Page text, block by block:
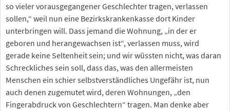
so vieler vorausgegangener Geschlechter tragen, verlassen
sollen,“ weil nun eine Bezirkskrankenkasse dort Kinder
unterbringen will. Dass jemand die Wohnung, „in der er
geboren und herangewachsen ist“, verlassen muss, wird
gerade keine Seltenheit sein; und wir wüssten nicht, was daran
Schreckliches sein soll, dass das, was den allermeisten
Menschen ein schier selbstverständliches Ungefähr ist, nun
auch denen zugemutet wird, deren Wohnungen, „den
Fingerabdruck von Geschlechtern“ tragen. Man denke aber